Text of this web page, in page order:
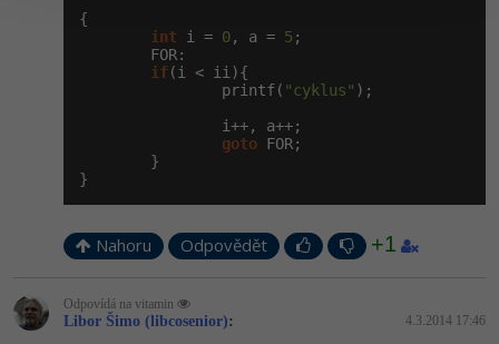
{
int i = 0, a = 5 ;
        FOR:
if (i < ii){
                printf(
"cyklus" );
                i++, a++;
goto FOR;
        }
}
Nahoru Odpovědět +1
Odpovídá na vitamin
Libor Šimo (libcosenior): 4.3.2014 17:46